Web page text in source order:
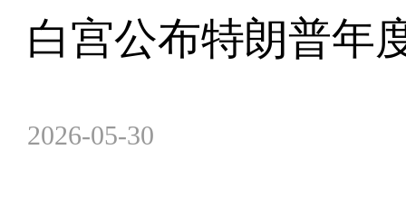
白宫公布特朗普年
2026-05-30